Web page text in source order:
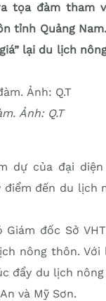
tọa đàm tham
tỉnh Quảng
lại du lịch
Ảnh: Q.T
dự của đại
đến du lịch
đốc Sở
nông thôn.
đẩy du lịch
và Mỹ Sơn.